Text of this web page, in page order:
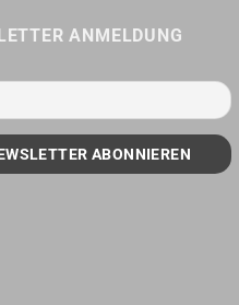
ANMELDUNG